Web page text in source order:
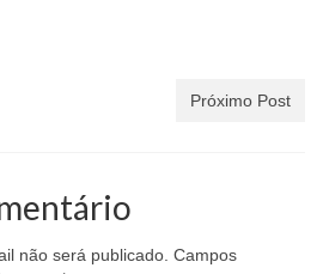
Próximo Post
não será publicado. Campos